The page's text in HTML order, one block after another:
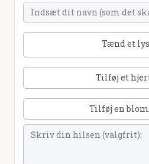
Tænd et lys
Tilføj et
Tilføj en